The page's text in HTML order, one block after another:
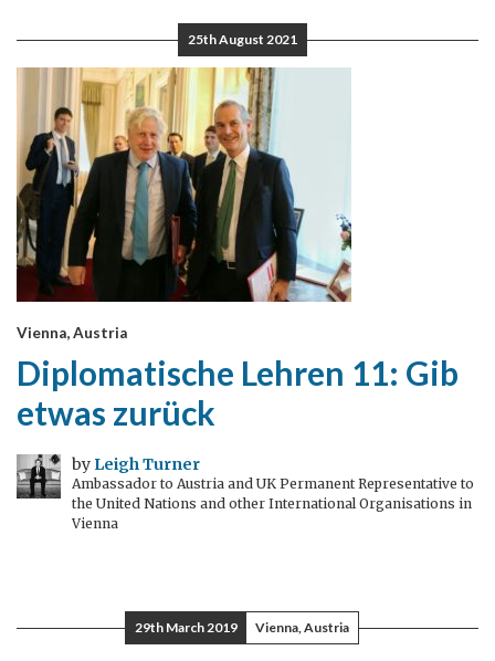
25th August 2021
Vienna, Austria
Diplomatische Lehren 11: Gib
etwas zurück
by Leigh Turner
Ambassador to Austria and UK Permanent Representative to
the United Nations and other International Organisations in
Vienna
29th March 2019 Vienna, Austria